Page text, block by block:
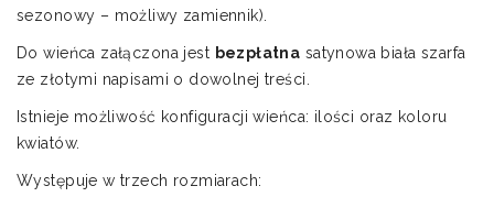
890,00 zł
sezonowy – możliwy zamiennik).
Do wieńca załączona jest bezpłatna satynowa biała szarfa
ze złotymi napisami o dowolnej treści.
Istnieje możliwość konfiguracji wieńca: ilości oraz koloru
kwiatów.
Występuje w trzech rozmiarach: